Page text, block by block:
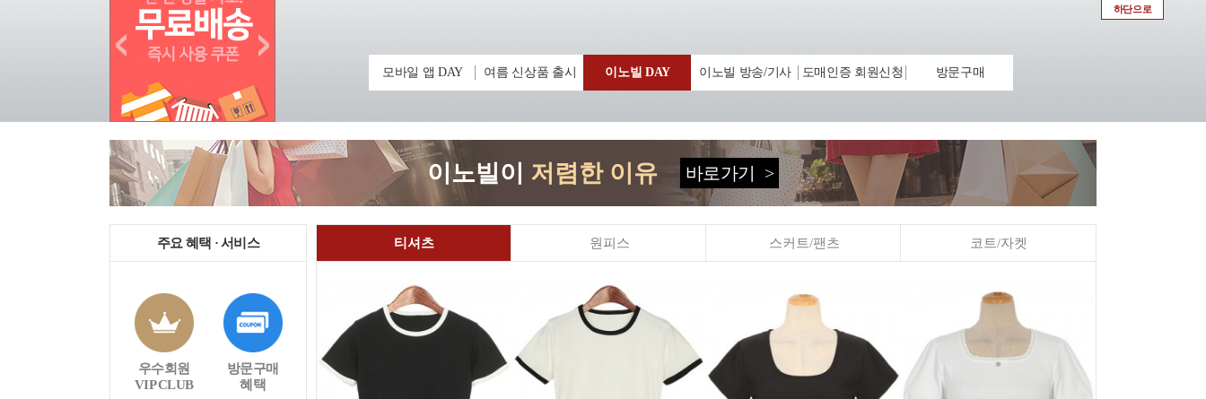
하단으로
모바일 앱 DAY 여름 신상품 출시 이노빌 DAY 이노빌 방송/기사 도매인증 회원신청 방문구매
이노빌이 저렴한 이유 바로가기 >
주요 혜택 · 서비스
우수회원
VIP CLUB
방문구매
혜택
티셔츠 원피스 스커트/팬츠 코트/자켓